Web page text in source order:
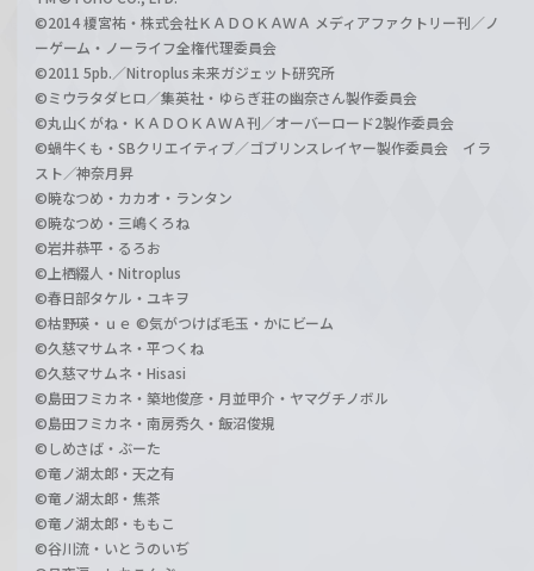
©2014 榎宮祐・株式会社ＫＡＤＯＫＡＷＡ メディアファクトリー刊／ノ
ーゲーム・ノーライフ全権代理委員会
©2011 5pb.／Nitroplus 未来ガジェット研究所
©ミウラタダヒロ／集英社・ゆらぎ荘の幽奈さん製作委員会
©丸山くがね・ＫＡＤＯＫＡＷＡ刊／オーバーロード2製作委員会
©蝸牛くも・SBクリエイティブ／ゴブリンスレイヤー製作委員会 イラ
スト／神奈月昇
©暁なつめ・カカオ・ランタン
©暁なつめ・三嶋くろね
©岩井恭平・るろお
©上栖綴人・Nitroplus
©春日部タケル・ユキヲ
©枯野瑛・ｕｅ ©気がつけば毛玉・かにビーム
©久慈マサムネ・平つくね
©久慈マサムネ・Hisasi
©島田フミカネ・築地俊彦・月並甲介・ヤマグチノボル
©島田フミカネ・南房秀久・飯沼俊規
©しめさば・ぶーた
©竜ノ湖太郎・天之有
©竜ノ湖太郎・焦茶
©竜ノ湖太郎・ももこ
©谷川流・いとうのいぢ